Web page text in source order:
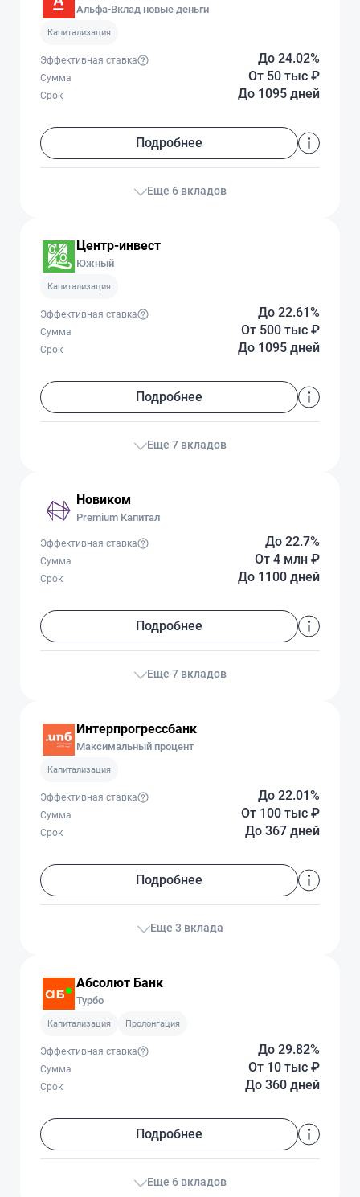
Альфа-Вклад новые деньги
Капитализация
До 24.02%
Эффективная ставка
От 50 тыс ₽
Сумма
До 1095 дней
Срок
Подробнее
Еще 6 вкладов
Центр-инвест
Южный
Капитализация
До 22.61%
Эффективная ставка
От 500 тыс ₽
Сумма
До 1095 дней
Срок
Подробнее
Еще 7 вкладов
Новиком
Premium Капитал
До 22.7%
Эффективная ставка
От 4 млн ₽
Сумма
До 1100 дней
Срок
Подробнее
Еще 7 вкладов
Интерпрогрессбанк
Максимальный процент
Капитализация
До 22.01%
Эффективная ставка
От 100 тыс ₽
Сумма
До 367 дней
Срок
Подробнее
Еще 3 вклада
Абсолют Банк
Турбо
Капитализация Пролонгация
До 29.82%
Эффективная ставка
От 10 тыс ₽
Сумма
До 360 дней
Срок
Подробнее
Еще 6 вкладов